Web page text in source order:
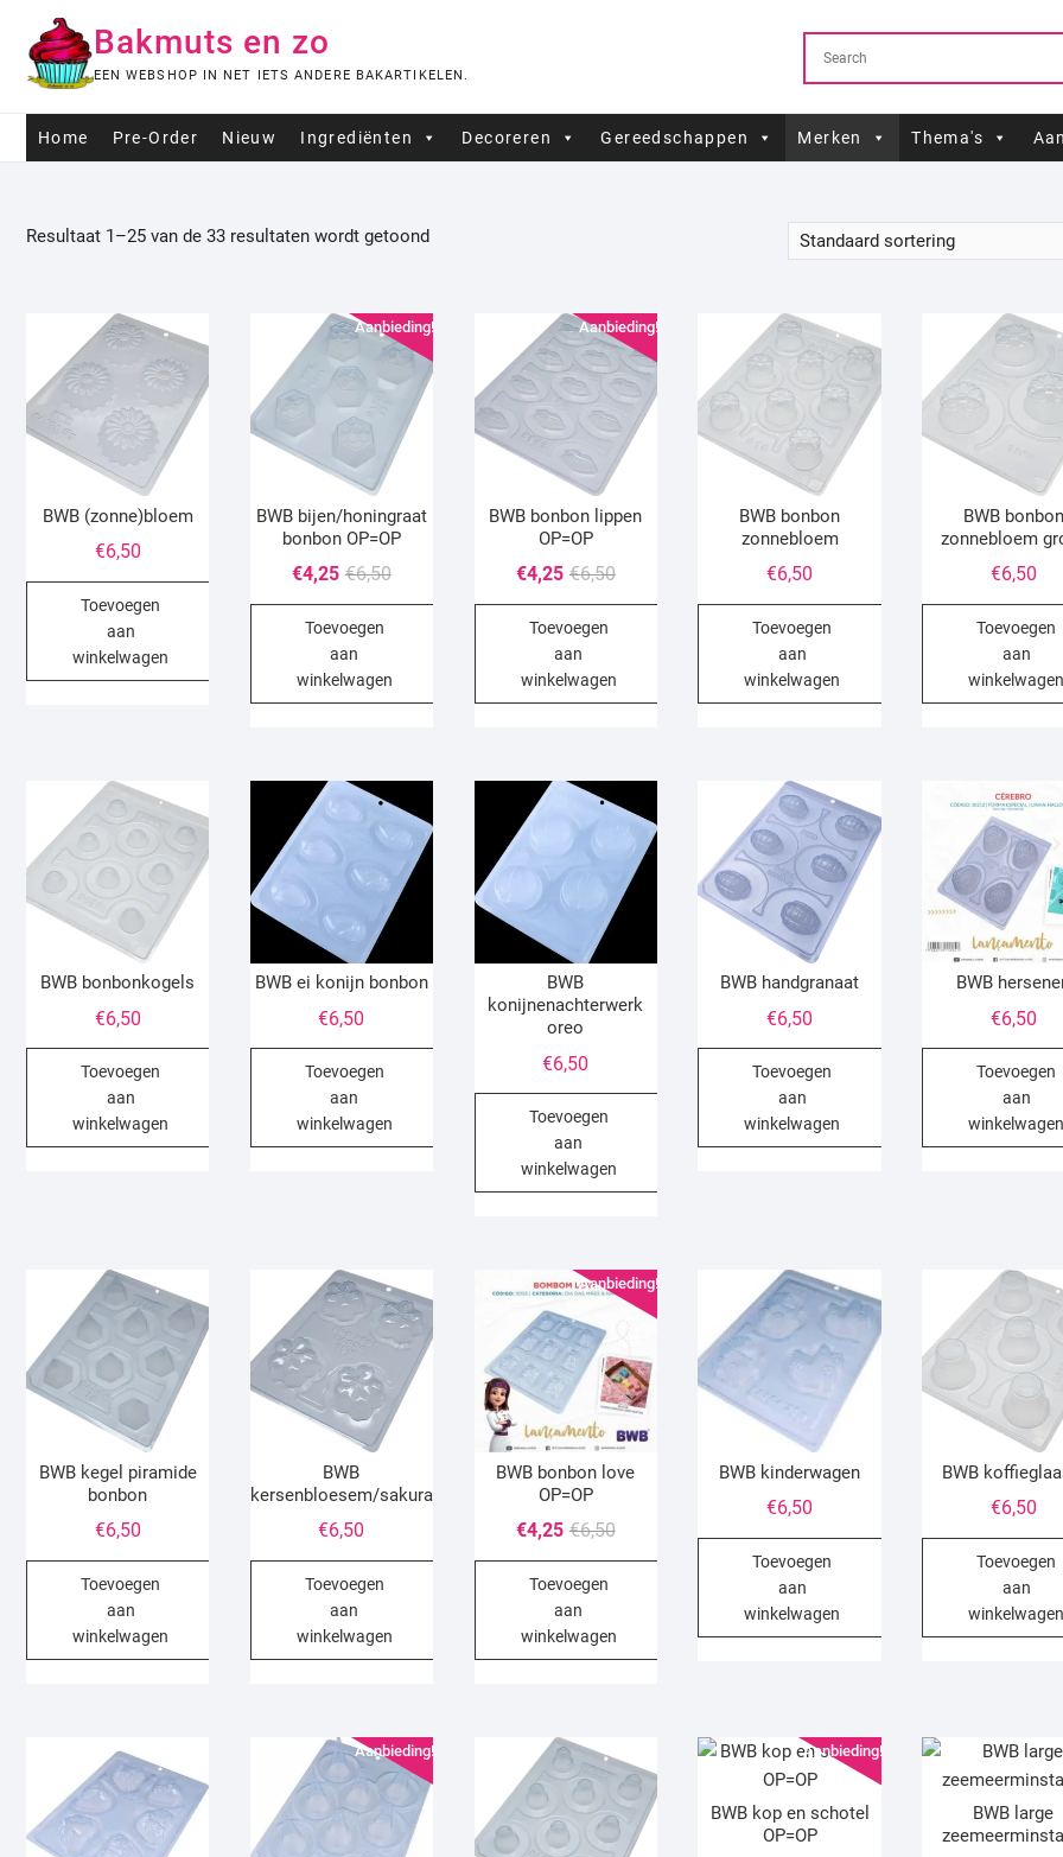
naar
Bakmuts en zo
EEN WEBSHOP IN NET IETS ANDERE BAKARTIKELEN.
Home Pre-Order Nieuw Ingrediënten Decoreren Gereedschappen Merken Thema's
Resultaat 1–25 van de 33 resultaten wordt getoond
BWB (zonne)bloem
€6,50
Toevoegen
aan
winkelwagen
Aanbieding!
BWB bijen/honingraat
bonbon OP=OP
€6,50Oorspronkelijke
prijs
€4,25
Huidige
prijs
Toevoegen
aan
winkelwagen
Aanbieding!
BWB bonbon lippen
OP=OP
€6,50Oorspronkelijke
prijs
€4,25
Huidige
prijs
Toevoegen
aan
winkelwagen
BWB bonbon
zonnebloem
€6,50
Toevoegen
aan
winkelwagen
BWB bonbon
zonnebloem
€6,50
Toevoegen
aan
winkelwagen
BWB bonbonkogels
€6,50
Toevoegen
aan
winkelwagen
BWB ei konijn bonbon
€6,50
Toevoegen
aan
winkelwagen
BWB
konijnenachterwerk
oreo
€6,50
Toevoegen
aan
winkelwagen
BWB handgranaat
€6,50
Toevoegen
aan
winkelwagen
BWB
€6,50
Toevoegen
aan
winkelwagen
BWB kegel piramide
bonbon
€6,50
Toevoegen
aan
winkelwagen
BWB
kersenbloesem/sakura
€6,50
Toevoegen
aan
winkelwagen
Aanbieding!
BWB bonbon love
OP=OP
€6,50Oorspronkelijke
prijs
€4,25
Huidige
prijs
Toevoegen
aan
winkelwagen
BWB kinderwagen
€6,50
Toevoegen
aan
winkelwagen
BWB
€6,50
Toevoegen
aan
winkelwagen
Aanbieding! Aanbieding!
BWB kop en schotel
OP=OP
BWB large